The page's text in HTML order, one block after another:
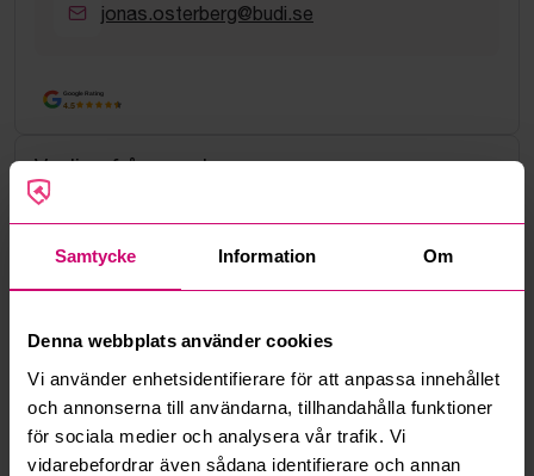
Samtycke Information Om
Denna webbplats använder cookies
Vi använder enhetsidentifierare för att anpassa innehållet
och annonserna till användarna, tillhandahålla funktioner
för sociala medier och analysera vår trafik. Vi
vidarebefordrar även sådana identifierare och annan
jonas.osterberg@budi.se
Google Rating
4.5
Vanliga frågor och svar
Hur fungerar manuella bud?
Vad är ett reservationspris?
Hur fungerar maxbud?
Hur fungerar budmotorn?